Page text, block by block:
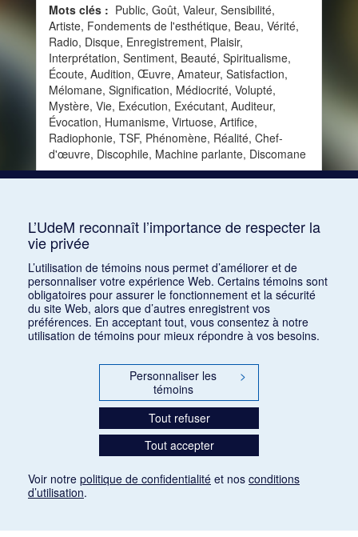
Mots clés : Public, Goût, Valeur, Sensibilité,
Artiste, Fondements de l'esthétique, Beau, Vérité,
Radio, Disque, Enregistrement, Plaisir,
Interprétation, Sentiment, Beauté, Spiritualisme,
Écoute, Audition, Œuvre, Amateur, Satisfaction,
Mélomane, Signification, Médiocrité, Volupté,
Mystère, Vie, Exécution, Exécutant, Auditeur,
Évocation, Humanisme, Virtuose, Artifice,
Radiophonie, TSF, Phénomène, Réalité, Chef-
d'œuvre, Discophile, Machine parlante, Discomane
1 2 3
L’UdeM reconnaît l’importance de respecter la
vie privée
L’utilisation de témoins nous permet d’améliorer et de
personnaliser votre expérience Web. Certains témoins sont
obligatoires pour assurer le fonctionnement et la sécurité
du site Web, alors que d’autres enregistrent vos
préférences. En acceptant tout, vous consentez à notre
utilisation de témoins pour mieux répondre à vos besoins.
Personnaliser les
témoins
>
Tout refuser
Tout accepter
Voir notre politique de confidentialité et nos conditions
d’utilisation.